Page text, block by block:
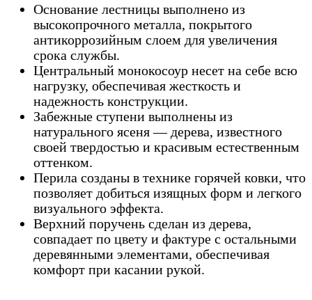
Основание лестницы выполнено из
высокопрочного металла, покрытого
антикоррозийным слоем для увеличения
срока службы.
Центральный монокосоур несет на себе всю
нагрузку, обеспечивая жесткость и
надежность конструкции.
Забежные ступени выполнены из
натурального ясеня — дерева, известного
своей твердостью и красивым естественным
оттенком.
Перила созданы в технике горячей ковки, что
позволяет добиться изящных форм и легкого
визуального эффекта.
Верхний поручень сделан из дерева,
совпадает по цвету и фактуре с остальными
деревянными элементами, обеспечивая
комфорт при касании рукой.